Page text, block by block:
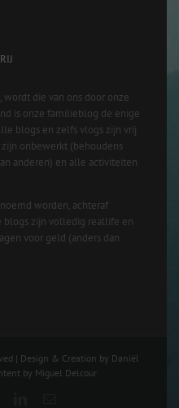
die van ons door onze
is onze familieblog de enige
blogs en zelfs vlogs zijn vrij
zijn onbewerkt (behoudens
anderen) en alle activiteiten
worden, achteraf
blogs zijn volledig reallife en
voor geld (anders dan
| Design & Creation by Daniël
by Miguel Delcour